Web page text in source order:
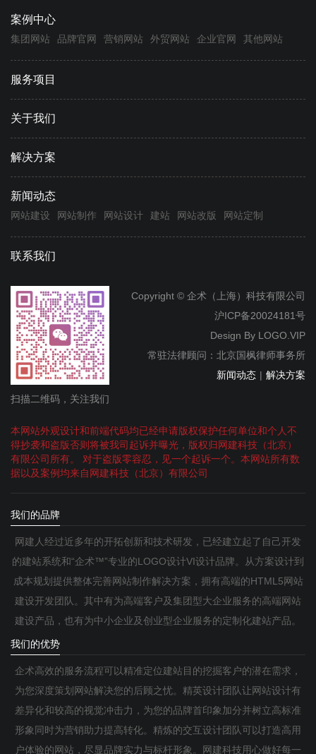
案例中心
集团网站 品牌官网 营销网站 外贸网站 企业官网 其他网站
服务项目
关于我们
解决方案
新闻动态
网站建设 网站制作 网站设计 建站 网站改版 网站定制
联系我们
扫描二维码，关注我们
Copyright © 企术（上海）科技有限公司
沪ICP备20024181号
Design By LOGO.VIP
常驻法律顾问：北京国枫律师事务所
新闻动态 | 解决方案
本网站外观设计和前端代码均已经申请版权保护任何单位和个人不
得抄袭和盗版否则将被我司起诉并曝光，版权归网建科技（北京）
有限公司所有。 对于盗版零容忍，见一个起诉一个。本网站所有数
据以及案例均来自网建科技（北京）有限公司
我们的品牌
网建人经过近多年的开拓创新和技术研发，已经建立起了自己开发
的建站系统和“企术™”专业的LOGO设计VI设计品牌。从方案设计到
成本规划提供整体完善网站制作解决方案，拥有高端的HTML5网站
建设开发团队。其中有为高端客户及集团型大企业服务的高端网站
建设产品，也有为中小企业及创业型企业服务的定制化建站产品。
我们的优势
企术高效的服务流程可以精准定位建站目的挖掘客户的潜在需求，
为您深度策划网站解决您的后顾之忧。精英设计团队让网站设计有
差异化和较高的视觉冲击力，为您的品牌首印象加分并树立高标准
形象同时为营销助力提高转化。精炼的交互设计团队可以打造高用
户体验的网站，尽显品牌实力与标杆形象。网建科技用心做好每一